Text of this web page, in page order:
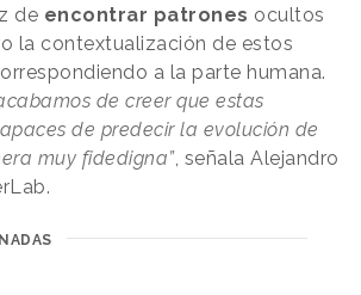
de encontrar patrones ocultos
la contextualización de estos
a la parte humana.
de creer que estas
de predecir la evolución de
muy fidedigna”, señala Alejandro